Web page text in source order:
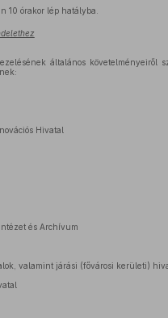
10 órakor lép hatályba.
általános követelményeiről
Hivatal
és Archívum
valamint járási (fővárosi kerületi)